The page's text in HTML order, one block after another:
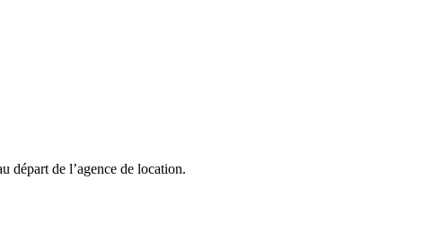
départ de l’agence de location.